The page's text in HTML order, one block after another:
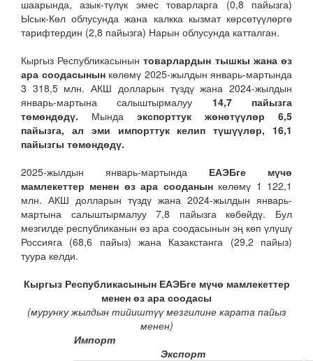
шаарында, азык-түлүк эмес товарларга (0,8 пайызга)
Ысык-Көл облусунда жана калкка кызмат көрсөтүүлөргө
тарифтердин (2,8 пайызга) Нарын облусунда катталган.
Кыргыз Республикасынынтоварлардын тышкы жана өз
ара соодасынынкөлөмү 2025-жылдын январь-мартында
3 318,5 млн. АКШ долларын түздү жана 2024-жылдын
январь-мартына салыштырмалуу 14,7 пайызга
төмөндөдү. Мында экспорттук жөнөтүүлөр 6,5
пайызга, ал эми импорттук келип түшүүлөр, 16,1
пайызгы төмөндөдү.
2025-жылдын январь-мартында ЕАЭБге мүчө
мамлекеттер менен өз ара сооданынкөлөмү 1 122,1
млн. АКШ долларын түздү жана 2024-жылдын январь-
мартына салыштырмалуу 7,8 пайызга көбөйдү. Бул
мезгилде республиканын өз ара соодасынын эң көп үлүшү
Россияга (68,6 пайыз) жана Казакстанга (29,2 пайыз)
туура келди.
Кыргыз Республикасынын ЕАЭБге мүчө мамлекеттер
менен өз ара соодасы
(мурунку жылдын тийиштүү мезгилине карата пайыз
менен)
Экспорт